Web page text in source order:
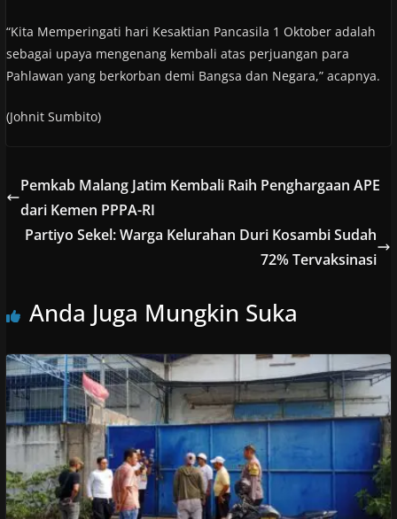
“Kita Memperingati hari Kesaktian Pancasila 1 Oktober adalah
sebagai upaya mengenang kembali atas perjuangan para
Pahlawan yang berkorban demi Bangsa dan Negara,” acapnya.
(Johnit Sumbito)
Pemkab Malang Jatim Kembali Raih Penghargaan APE
dari Kemen PPPA-RI
Partiyo Sekel: Warga Kelurahan Duri Kosambi Sudah
72% Tervaksinasi
Anda Juga Mungkin Suka